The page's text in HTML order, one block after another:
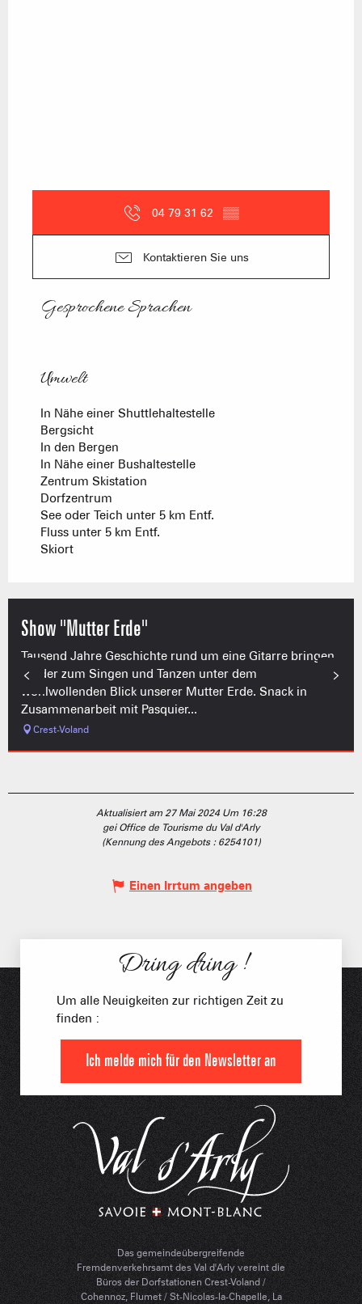
04 79 31 62 ▒▒
Kontaktieren Sie uns
Gesprochene Sprachen
Gesprochene Sprachen
Umwelt
Umwelt
In Nähe einer Shuttlehaltestelle
Bergsicht
In den Bergen
In Nähe einer Bushaltestelle
Zentrum Skistation
Dorfzentrum
See oder Teich unter 5 km Entf.
Fluss unter 5 km Entf.
Skiort
Show "Mutter Erde"
Tausend Jahre Geschichte rund um eine Gitarre bringen
Kinder zum Singen und Tanzen unter dem
wohlwollenden Blick unserer Mutter Erde. Snack in
Zusammenarbeit mit Pasquier...
Crest-Voland
Aktualisiert am 27 Mai 2024 Um 16:28
gei Office de Tourisme du Val d'Arly
(Kennung des Angebots : 6254101)
Einen Irrtum angeben
Das gemeindeübergreifende
Fremdenverkehrsamt des Val d'Arly vereint die
Büros der Dorfstationen Crest-Voland /
Cohennoz, Flumet / St-Nicolas-la-Chapelle, La
Dring dring !
Um alle Neuigkeiten zur richtigen Zeit zu
finden :
Ich melde mich für den Newsletter an